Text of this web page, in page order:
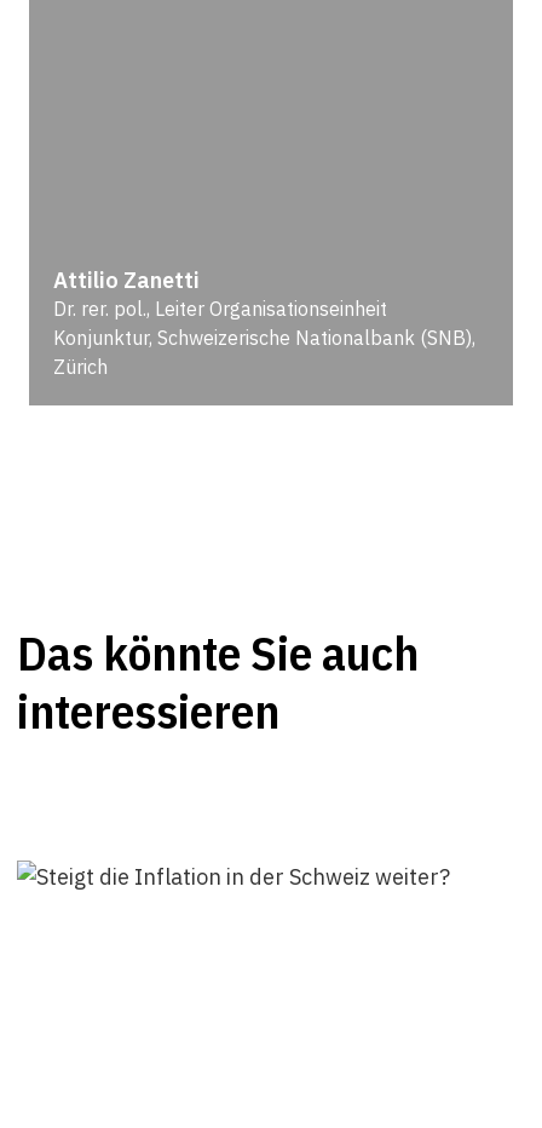
Attilio Zanetti
Dr. rer. pol., Leiter Organisationseinheit
Konjunktur, Schweizerische Nationalbank (SNB),
Zürich
Das könnte Sie auch
interessieren